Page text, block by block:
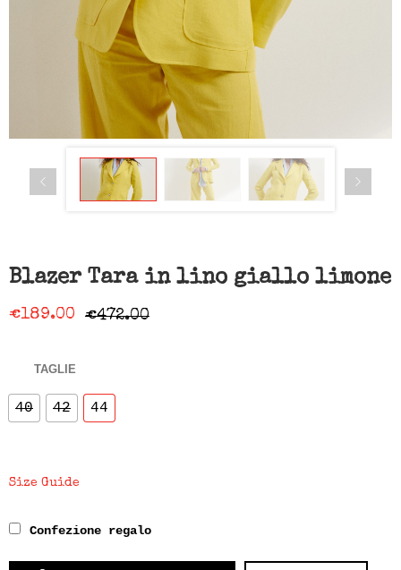
Blazer Tara in lino giallo limone
€189.00 €472.00
TAGLIE
40 42 44
Size Guide
Confezione regalo